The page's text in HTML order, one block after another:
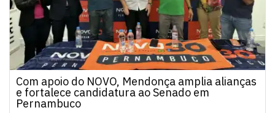
Com apoio do NOVO, Mendonça amplia alianças
e fortalece candidatura ao Senado em
Pernambuco